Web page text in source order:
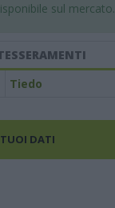
sul mercato.
Tiedo
DATI